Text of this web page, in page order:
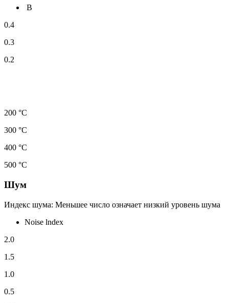
B
0.4
0.3
0.2
200 °С
300 °С
400 °С
500 °С
Шум
Индекс шума: Меньшее число означает низкий уровень шума
Noise lndex
2.0
1.5
1.0
0.5